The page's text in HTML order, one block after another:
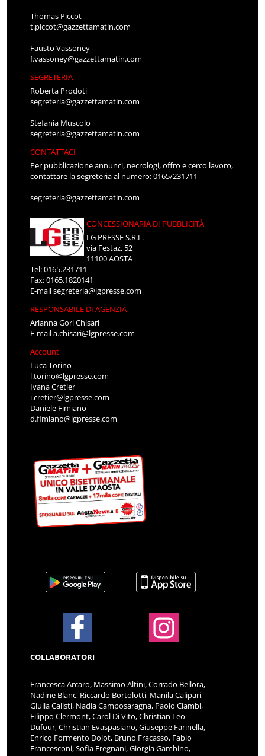
Thomas Piccot
t.piccot@gazzettamatin.com
Fausto Vassoney
f.vassoney@gazzettamatin.com
SEGRETERIA
Roberta Prodoti
segreteria@gazzettamatin.com
Stefania Muscolo
segreteria@gazzettamatin.com
CONTATTACI
Per pubblicazione annunci, necrologi, offro e cerco lavoro,
contattare la segreteria al numero: 0165/231711
segreteria@gazzettamatin.com
CONCESSIONARIA DI PUBBLICITÀ
LG PRESSE S.R.L.
via Festaz, 52
11100 AOSTA
Tel: 0165.231711
Fax: 0165.1820141
E-mailsegreteria@lgpresse.com
RESPONSABILE DI AGENZIA
Arianna Gori Chisari
E-maila.chisari@lgpresse.com
Account
Luca Torino
l.torino@lgpresse.com
Ivana Cretier
i.cretier@lgpresse.com
Daniele Fimiano
d.fimiano@lgpresse.com
COLLABORATORI
Francesca Arcaro, Massimo Altini, Corrado Bellora,
Nadine Blanc, Riccardo Bortolotti, Manila Calipari,
Giulia Calisti, Nadia Camposaragna, Paolo Ciambi,
Filippo Clermont, Carol Di Vito, Christian Leo
Dufour, Christian Evaspasiano, Giuseppe Farinella,
Enrico Formento Dojot, Bruno Fracasso, Fabio
Francesconi, Sofia Fregnani, Giorgia Gambino,